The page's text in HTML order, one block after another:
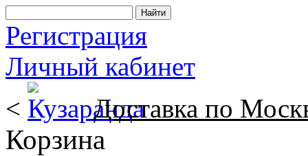
Регистрация
Личный кабинет
<
Доставка по
Корзина